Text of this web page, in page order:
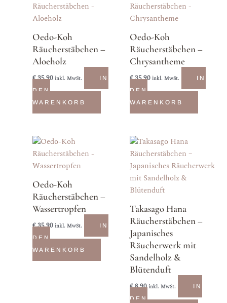
Oedo-Koh
Räucherstäbchen –
Aloeholz
€35,90 inkl. MwSt.
IN
DEN
WARENKORB
Oedo-Koh
Räucherstäbchen –
Chrysantheme
€35,90inkl. MwSt.
IN
DEN
WARENKORB
Oedo-Koh
Räucherstäbchen –
Wassertropfen
€35,90 inkl. MwSt.
IN
DEN
WARENKORB
Takasago Hana
Räucherstäbchen –
Japanisches
Räucherwerk mit
Sandelholz &
Blütenduft
€8,90inkl. MwSt.
IN
DEN